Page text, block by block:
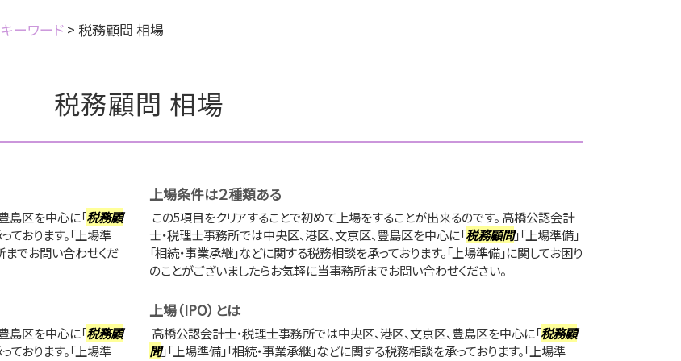
ーワード > 税務顧問 相場
税務顧問 相場
島区を中心に「税務顧
ております。「上場準
までお問い合わせくだ
上場条件は２種類ある
この5項目をクリアすることで初めて上場をすることが出来るのです。 高橋公認会計
士・税理士事務所では中央区、港区、文京区、豊島区を中心に「税務顧問」「上場準備」
「相続・事業承継」などに関する税務相談を承っております。「上場準備」に関してお困り
のことがございましたらお気軽に当事務所までお問い合わせください。
島区を中心に「税務顧
ております。「上場準
上場（IPO）とは
高橋公認会計士・税理士事務所では中央区、港区、文京区、豊島区を中心に「税務顧
問」「上場準備」「相続・事業承継」などに関する税務相談を承っております。「上場準